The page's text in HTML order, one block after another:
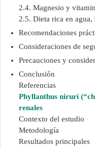
2.4. Magnesio y
2.5. Dieta rica en
Recomendaciones
Consideraciones de
Precauciones y
Conclusión
Referencias
Phyllanthus niruri
renales
Contexto del estudio
Metodología
Resultados principales